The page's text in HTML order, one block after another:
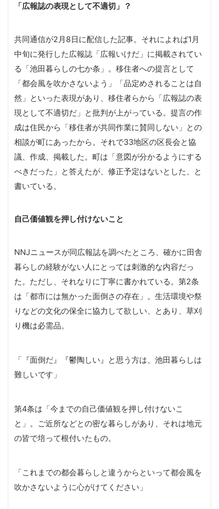
「広報誌の表現として不適切」？
共同通信が2月8日に配信した記事。それによれば1月
中旬に発行した広報誌「広報いけだ」に掲載されてい
る「池田暮らしの七か条」。移住者への提言として
「都会風を吹かさないよう」「品定めされることは自
然」といった表現があり、移住者らから「広報誌の表
現として不適切だ」と批判が上がっている。提言の作
成は住民から「移住者が共同作業に賛同しない」との
相談が町にあったから。それで33地区の区長会と協
議、作成、掲載した。町は「意図が分かるようにする
べきだった」と答えたが、修正予定はないとした、と
書いている。
自己価値観を押し付けないこと
NNJニュースが同広報誌を調べたところ、確かに田舎
暮らしの経験がない人にとっては刺激的な内容だっ
た。ただし、それなりに丁寧に書かれている。第2条
は「都市には無かった面倒さの存在」。生活環境や祭
りなどの文化の保全に協力して欲しい、とあり、草刈
り機は必需品。
「『面倒だ』『鬱陶しい』と思う方は、池田暮らしは
難しいです」
第4条は「今までの自己価値観を押し付けないこ
と」。ご近所などとの密な暮らしがあり、それは地元
の皆で培って根付いたもの。
「これまでの都会暮らしと違うからといって都会風を
吹かさないように心がけてください」